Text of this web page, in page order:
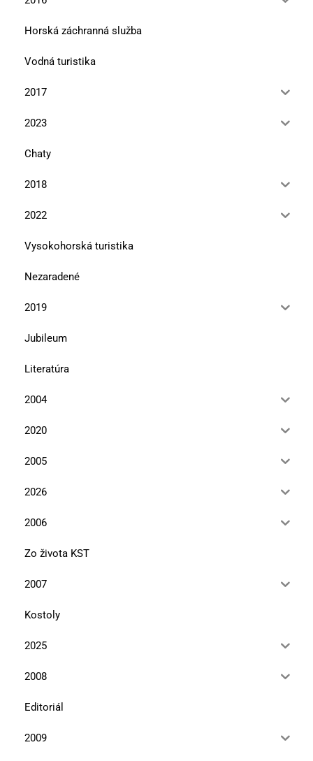
Horská záchranná služba
Vodná turistika
2017
2023
Chaty
2018
2022
Vysokohorská turistika
Nezaradené
2019
Jubileum
Literatúra
2004
2020
2005
2026
2006
Zo života KST
2007
Kostoly
2025
2008
Editoriál
2009